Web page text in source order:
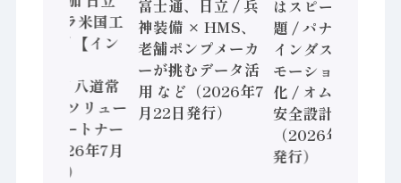
ヴァンタラ米国工
場も選出/ 【イン
RYODEN 八道常
務 共創のソリュー
ションパートナー
へ / （2026年7月
29日発行）
富士通、日立 / 兵
神装備 × HMS、
老舗ポンプメーカ
ーが挑むデータ活
用 など（2026年7
月22日発行）
はスピード感に課
題 / パナソニック
インダストリー、
モーション事業強
化 / オムロン 機械
安全設計支援
（2026年7月15日
発行）